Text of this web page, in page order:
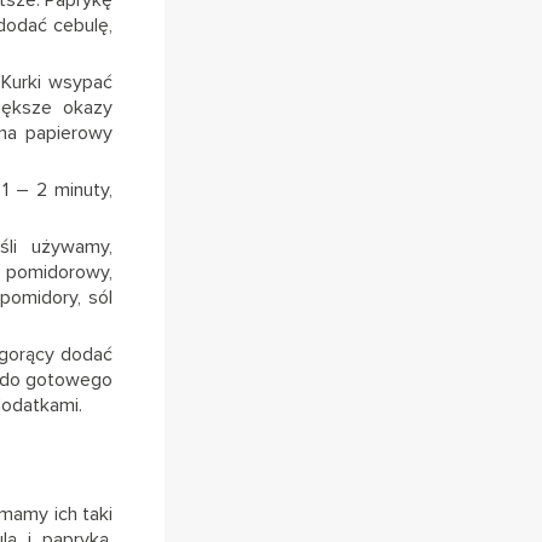
cebulę,
wsypać
okazy
papierowy
– 2 minuty,
używamy,
sól
dodać
gotowego
ich taki